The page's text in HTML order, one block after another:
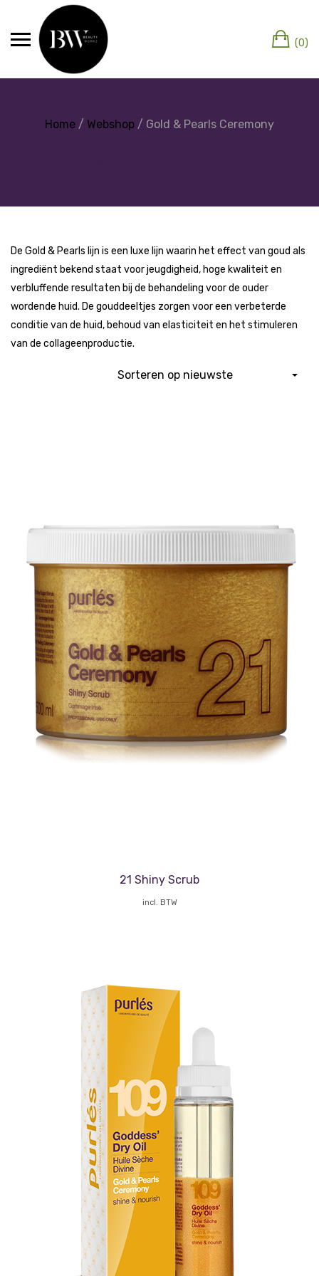
(0)
Home / Webshop / Gold & Pearls Ceremony
De Gold & Pearls lijn is een luxe lijn waarin het effect van goud als
ingrediënt bekend staat voor jeugdigheid, hoge kwaliteit en
verbluffende resultaten bij de behandeling voor de ouder
wordende huid. De gouddeeltjes zorgen voor een verbeterde
conditie van de huid, behoud van elasticiteit en het stimuleren
van de collageenproductie.
21 Shiny Scrub
incl. BTW